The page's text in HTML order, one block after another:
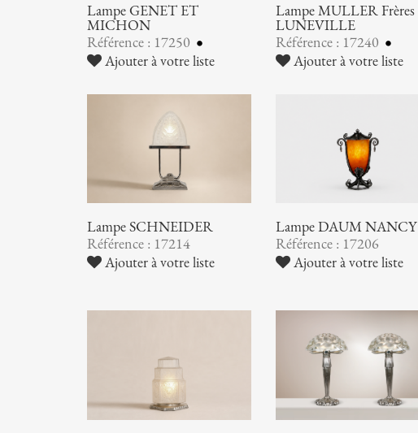
Lampe GENET ET
MICHON
Référence : 17250
Ajouter à votre liste
Lampe MULLER Frères
LUNEVILLE
Référence : 17240
Ajouter à votre liste
Lampe SCHNEIDER
Référence : 17214
Ajouter à votre liste
Lampe DAUM NANCY
Référence : 17206
Ajouter à votre liste